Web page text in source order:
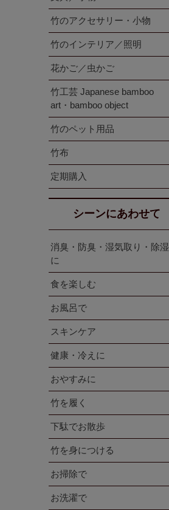
竹のアクセサリー・小物
竹のインテリア／照明
花かご／虫かご
竹工芸 Japanese bamboo
art・bamboo object
竹のペット用品
竹布
定期購入
シーンにあわせて
消臭・防臭・湿気取り・除湿
に
食を楽しむ
お風呂で
スキンケア
健康・冷えに
おやすみに
竹を履く
下駄でお散歩
竹を身につける
お掃除で
お洗濯で